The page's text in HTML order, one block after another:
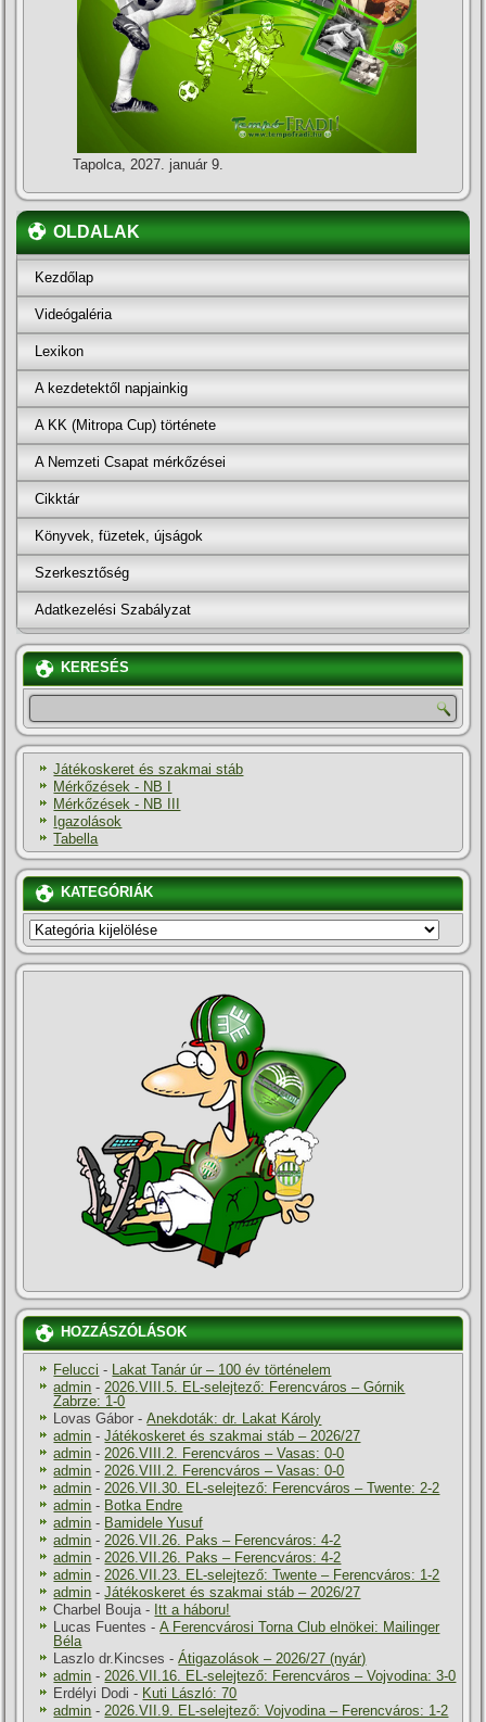
Tapolca, 2027. január 9.
OLDALAK
Kezdőlap
Videógaléria
Lexikon
A kezdetektől napjainkig
A KK (Mitropa Cup) története
A Nemzeti Csapat mérkőzései
Cikktár
Könyvek, füzetek, újságok
Szerkesztőség
Adatkezelési Szabályzat
KERESÉS
Játékoskeret és szakmai stáb
Mérkőzések - NB I
Mérkőzések - NB III
Igazolások
Tabella
KATEGÓRIÁK
KATEGÓRIÁK
HOZZÁSZÓLÁSOK
Felucci - Lakat Tanár úr – 100 év történelem
admin - 2026.VIII.5. EL-selejtező: Ferencváros – Górnik
Zabrze: 1-0
Lovas Gábor -Anekdoták: dr. Lakat Károly
admin -Játékoskeret és szakmai stáb – 2026/27
admin - 2026.VIII.2. Ferencváros – Vasas: 0-0
admin - 2026.VIII.2. Ferencváros – Vasas: 0-0
admin - 2026.VII.30. EL-selejtező: Ferencváros – Twente: 2-2
admin - Botka Endre
admin - Bamidele Yusuf
admin - 2026.VII.26. Paks – Ferencváros: 4-2
admin - 2026.VII.26. Paks – Ferencváros: 4-2
admin - 2026.VII.23. EL-selejtező: Twente – Ferencváros: 1-2
admin -Játékoskeret és szakmai stáb – 2026/27
Charbel Bouja - Itt a háboru!
Lucas Fuentes -A Ferencvárosi Torna Club elnökei: Mailinger
Béla
Laszlo dr.Kincses -Átigazolások – 2026/27 (nyár)
admin - 2026.VII.16. EL-selejtező: Ferencváros – Vojvodina: 3-0
Erdélyi Dodi - Kuti László: 70
admin - 2026.VII.9. EL-selejtező: Vojvodina – Ferencváros: 1-2